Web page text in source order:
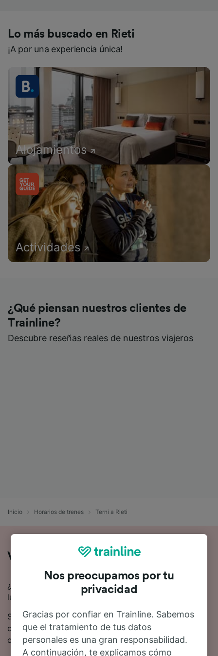
Lo más buscado en Rieti
¡A por una experiencia única!
Alojamientos
Actividades
¿Qué piensan nuestros clientes de
Trainline?
Descubre reseñas reales de nuestros viajeros
Inicio Horarios de trenes Terni a Rieti
Viaje en tren de Terni a Rieti
¿Quieres viajar en tren de Terni a Rieti? Estás en el
lugar adecuado.
Se estima que el viaje en tren desde Terni hasta Rieti
dura 45 minutos en promedio. 13 trenes trenes suelen
circular todos los días desde Terni a Rieti.
Nos preocupamos por tu
privacidad
Gracias por confiar en Trainline. Sabemos
que el tratamiento de tus datos
personales es una gran responsabilidad.
A continuación, te explicamos cómo